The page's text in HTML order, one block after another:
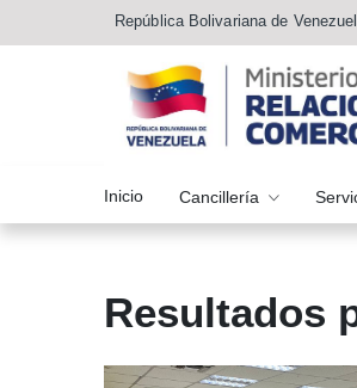
República Bolivariana de
Inicio Cancillería
Resultados